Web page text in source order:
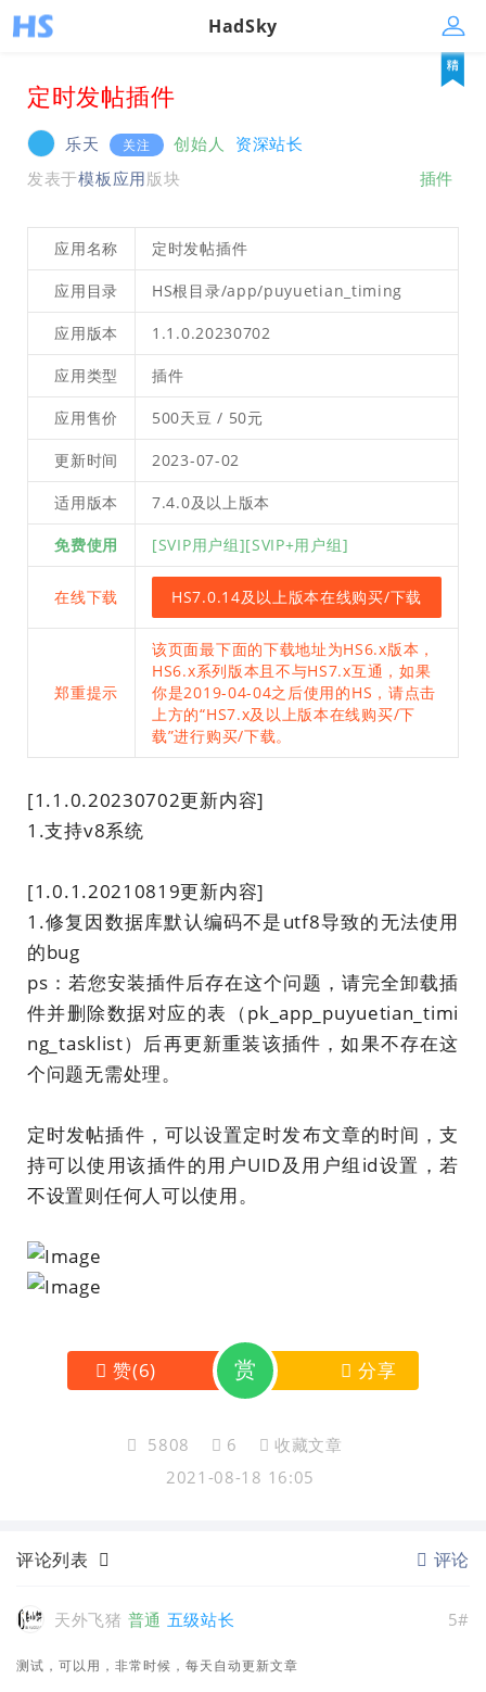
HadSky
定时发帖插件
乐天 关注 创始人
资深站长
发表于模板应用版块 插件
应用名称 定时发帖插件
应用目录 HS根目录/app/puyuetian_timing
应用版本 1.1.0.20230702
应用类型 插件
应用售价 500天豆 / 50元
更新时间 2023-07-02
适用版本 7.4.0及以上版本
免费使用 [SVIP用户组][SVIP+用户组]
在线下载 HS7.0.14及以上版本在线购买/下载
郑重提示
该页面最下面的下载地址为HS6.x版本，
HS6.x系列版本且不与HS7.x互通，如果
你是2019-04-04之后使用的HS，请点击
上方的“HS7.x及以上版本在线购买/下
载”进行购买/下载。
[1.1.0.20230702更新内容]
1.支持v8系统
[1.0.1.20210819更新内容]
1.修复因数据库默认编码不是utf8导致的无法使用
的bug
ps：若您安装插件后存在这个问题，请完全卸载插
件并删除数据对应的表（pk_app_puyuetian_timi
ng_tasklist）后再更新重装该插件，如果不存在这
个问题无需处理。
定时发帖插件，可以设置定时发布文章的时间，支
持可以使用该插件的用户UID及用户组id设置，若
不设置则任何人可以使用。
赞(6) 赏 分享
5808 6
收藏文章
2021-08-18 16:05
评论列表 评论
天外飞猪 普通 五级站长 5#
测试，可以用，非常时候，每天自动更新文章